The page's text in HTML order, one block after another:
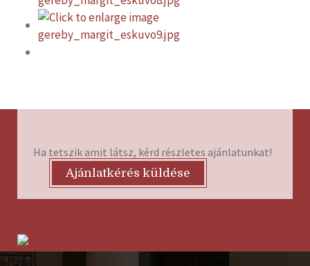
Ha tetszik amit látsz, kérd részletes ajánlatunkat!
Ajánlatkérés küldése